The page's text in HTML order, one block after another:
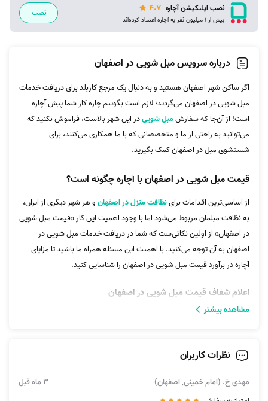
نصب اپلیکیشن آچاره 4.7
بیش از 1 میلیون نفر به آچاره اعتماد کرده‌اند
نصب
درباره سرویس مبل شویی در اصفهان
اگر ساکن شهر اصفهان هستید و به دنبال یک مرجع کاربلد برای دریافت خدمات
مبل شویی در اصفهان می‌گردید؛ لازم است بگوییم چاره کار شما پیش آچاره
است! از آن‌جا که سفارشمبل شوییدر این شهر بالاست، فراموش نکنید که
می‌توانید به راحتی از ما و متخصصانی که با ما همکاری می‌کنند، برای
شستشوی مبل در اصفهان کمک بگیرید.
قیمت مبل شویی در اصفهان با آچاره چگونه است؟
از اساسی‌ترین اقدامات براینظافت منزل در اصفهانو هر شهر دیگری از ایران،
به نظافت مبلمان مربوط می‌شود اما با وجود اهمیت این کار «قیمت مبل شویی
در اصفهان» از اولین نکاتی‌ست که شما در دریافت خدمات مبل شویی در
اصفهان به آن توجه می‌کنید. با اهمیت این مسئله همراه ما باشید تا مزایای
آچاره در برآورد قیمت مبل شویی در اصفهان را شناسایی کنید.
اعلام شفاف قیمت مبل شویی در اصفهان
یکی از مهم‌ترین مزایایی که تا قبل از آچاره امکان دسترسی برای اصفهانی‌ها در
و حداکثری هزینه خدمات مبل شویی در اصفهان را مورد بررسی قرار دهید و هم
مشاهده بیشتر
نظرات کاربران
مهدی خ. (امام خمینی, اصفهان) 3 ماه قبل